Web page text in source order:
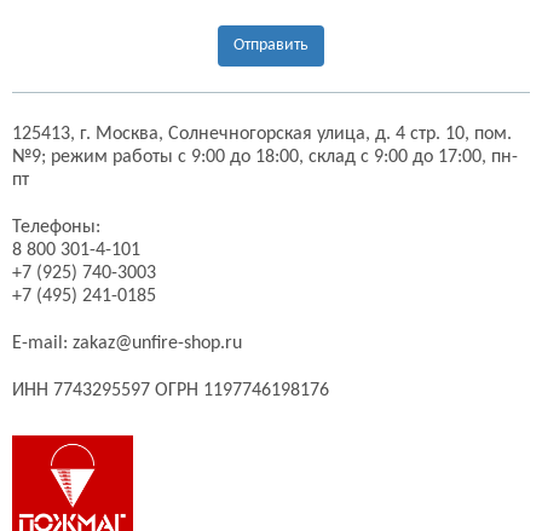
Отправить
125413, г. Москва, Солнечногорская улица, д. 4 стр. 10, пом.
№9; режим работы с 9:00 до 18:00, склад с 9:00 до 17:00, пн-
пт
Телефоны:
8 800 301-4-101
+7 (925) 740-3003
+7 (495) 241-0185
E-mail: zakaz@unfire-shop.ru
ИНН 7743295597 ОГРН 1197746198176